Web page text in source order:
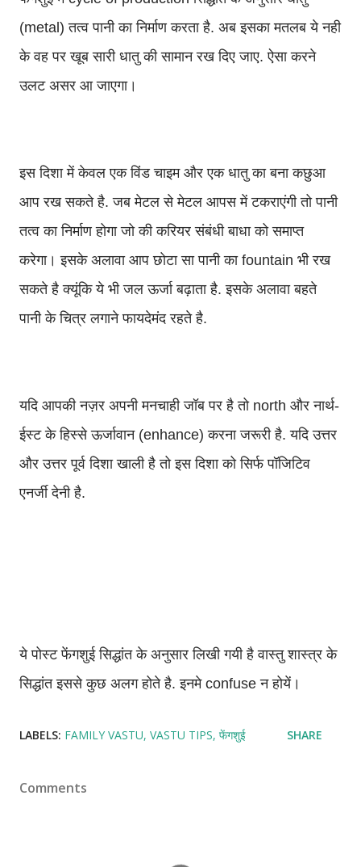
(metal) तत्व पानी का निर्माण करता है. अब इसका मतलब ये नही
के वह पर खूब सारी धातु की सामान रख दिए जाए. ऐसा करने
उलट असर आ जाएगा।
इस दिशा में केवल एक विंड चाइम और एक धातु का बना कछुआ
आप रख सकते है. जब मेटल से मेटल आपस में टकराएंगी तो पानी
तत्व का निर्माण होगा जो की करियर संबंधी बाधा को समाप्त
करेगा। इसके अलावा आप छोटा सा पानी का fountain भी रख
सकते है क्यूंकि ये भी जल ऊर्जा बढ़ाता है. इसके अलावा बहते
पानी के चित्र लगाने फायदेमंद रहते है.
यदि आपकी नज़र अपनी मनचाही जॉब पर है तो north और नार्थ-
ईस्ट के हिस्से ऊर्जावान (enhance) करना जरूरी है. यदि उत्तर
और उत्तर पूर्व दिशा खाली है तो इस दिशा को सिर्फ पॉजिटिव
एनर्जी देनी है.
ये पोस्ट फेंगशुई सिद्धांत के अनुसार लिखी गयी है वास्तु शास्त्र के
सिद्धांत इससे कुछ अलग होते है. इनमे confuse न होयें।
LABELS: FAMILY VASTU VASTU TIPS फेंगशुई SHARE
Comments